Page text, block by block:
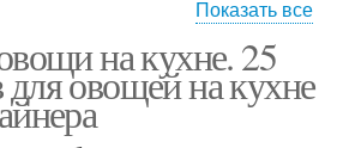
Советы по хранению
Показать все
на кухне. 25
овощей на кухне